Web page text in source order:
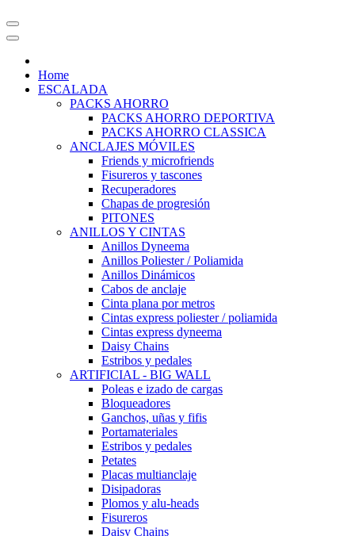
Home
ESCALADA
PACKS AHORRO
PACKS AHORRO DEPORTIVA
PACKS AHORRO CLASSICA
ANCLAJES MÓVILES
Friends y microfriends
Fisureros y tascones
Recuperadores
Chapas de progresión
PITONES
ANILLOS Y CINTAS
Anillos Dyneema
Anillos Poliester / Poliamida
Anillos Dinámicos
Cabos de anclaje
Cinta plana por metros
Cintas express poliester / poliamida
Cintas express dyneema
Daisy Chains
Estribos y pedales
ARTIFICIAL - BIG WALL
Poleas e izado de cargas
Bloqueadores
Ganchos, uñas y fifis
Portamateriales
Estribos y pedales
Petates
Placas multianclaje
Disipadoras
Plomos y alu-heads
Fisureros
Daisy Chains